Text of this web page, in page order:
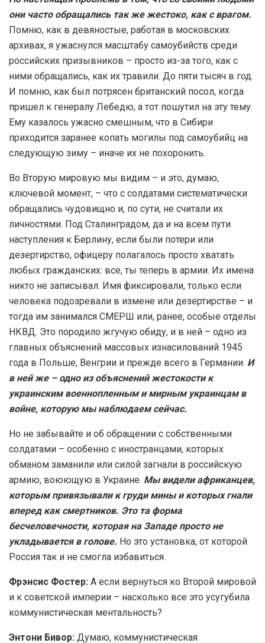
они часто обращались так же жестоко, как с врагом.
Помню, как в девяностые, работая в московских
архивах, я ужаснулся масштабу самоубийств среди
российских призывников – просто из-за того, как с
ними обращались, как их травили. До пяти тысяч в год.
И помню, как был потрясен британский посол, когда
пришел к генералу Лебедю, а тот пошутил на эту тему.
Ему казалось ужасно смешным, что в Сибири
приходится заранее копать могилы под самоубийц на
следующую зиму – иначе их не похоронить.
Во Вторую мировую мы видим – и это, думаю,
ключевой момент, – что с солдатами систематически
обращались чудовищно и, по сути, не считали их
личностями. Под Сталинградом, да и на всем пути
наступления к Берлину, если были потери или
дезертирство, офицеру полагалось просто хватать
любых гражданских: все, ты теперь в армии. Их имена
никто не записывал. Имя фиксировали, только если
человека подозревали в измене или дезертирстве – и
тогда им занимался СМЕРШ или, ранее, особые отделы
НКВД. Это породило жгучую обиду, и в ней – одно из
главных объяснений массовых изнасилований 1945
года в Польше, Венгрии и прежде всего в Германии. И
в ней же – одно из объяснений жестокости к
украинским военнопленным и мирным украинцам в
войне, которую мы наблюдаем сейчас.
Но не забывайте и об обращении с собственными
солдатами – особенно с иностранцами, которых
обманом заманили или силой загнали в российскую
армию, воюющую в Украине. Мы видели африканцев,
которым привязывали к груди мины и которых гнали
вперед как смертников. Это та форма
бесчеловечности, которая на Западе просто не
укладывается в голове. Но это установка, от которой
Россия так и не смогла избавиться.
Фрэнсис Фостер: А если вернуться ко Второй мировой
и к советской империи – насколько все это усугубила
коммунистическая ментальность?
Энтони Бивор: Думаю, коммунистическая